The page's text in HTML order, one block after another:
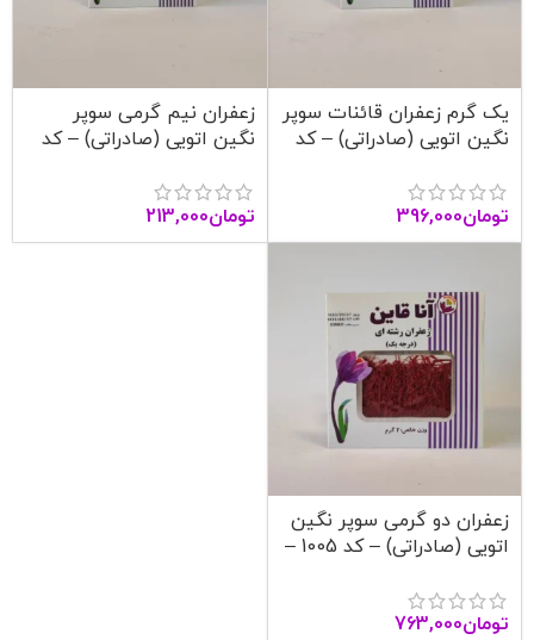
یک گرم زعفران قائنات سوپر
نگین اتویی (صادراتی) – کد
تومان396,000
زعفران نیم گرمی سوپر
نگین اتویی (صادراتی) – کد
تومان213,000
زعفران دو گرمی سوپر نگین
اتویی (صادراتی) – کد 1005 –
تومان763,000